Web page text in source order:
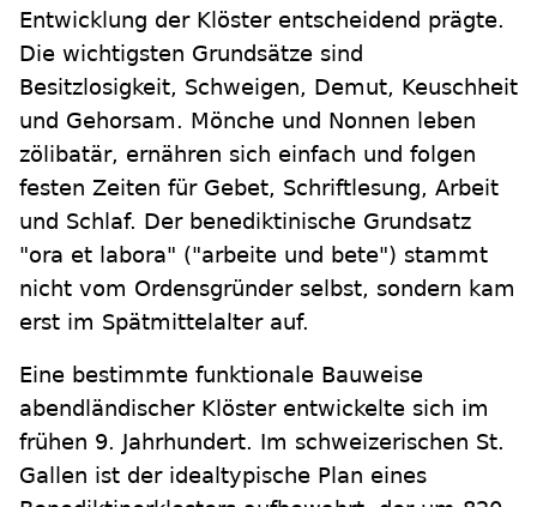
Entwicklung der Klöster entscheidend prägte.
Die wichtigsten Grundsätze sind
Besitzlosigkeit, Schweigen, Demut, Keuschheit
und Gehorsam. Mönche und Nonnen leben
zölibatär, ernähren sich einfach und folgen
festen Zeiten für Gebet, Schriftlesung, Arbeit
und Schlaf. Der benediktinische Grundsatz
"ora et labora" ("arbeite und bete") stammt
nicht vom Ordensgründer selbst, sondern kam
erst im Spätmittelalter auf.
Eine bestimmte funktionale Bauweise
abendländischer Klöster entwickelte sich im
frühen 9. Jahrhundert. Im schweizerischen St.
Gallen ist der idealtypische Plan eines